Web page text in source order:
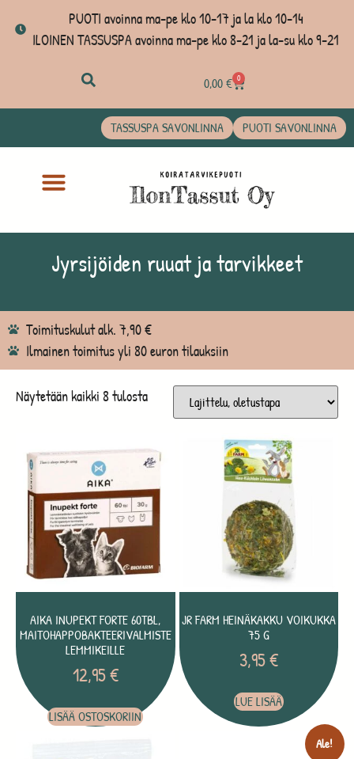
PUOTI avoinna ma-pe klo 10-17 ja la klo 10-14
ILOINEN TASSUSPA avoinna ma-pe klo 8-21 ja la-su klo 9-21
0,00€ 0
TASSUSPA SAVONLINNA PUOTI SAVONLINNA
Jyrsijöiden ruuat ja tarvikkeet
Toimituskulut alk. 7,90 €
Ilmainen toimitus yli 80 euron tilauksiin
Näytetään kaikki 8 tulosta
AIKA INUPEKT FORTE 60TBL,
MAITOHAPPOBAKTEERIVALMISTE
LEMMIKEILLE
12,95€
LISÄÄ OSTOSKORIIN
JR FARM HEINÄKAKKU VOIKUKKA
75 G
3,95€
LUE LISÄÄ
Ale!